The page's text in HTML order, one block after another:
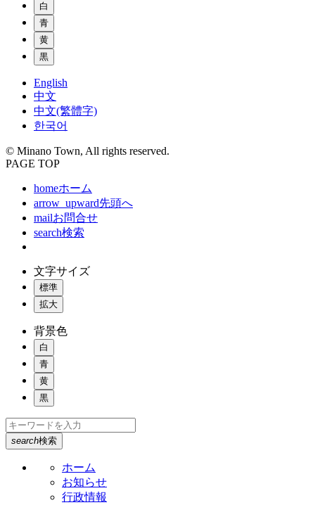
白
青
黄
黒
English
中文
中文(繁體字)
한국어
© Minano Town, All rights reserved.
PAGE TOP
homeホーム
arrow_upward先頭へ
mailお問合せ
search検索
文字サイズ
標準
拡大
背景色
白
青
黄
黒
search検索
ホーム
お知らせ
行政情報